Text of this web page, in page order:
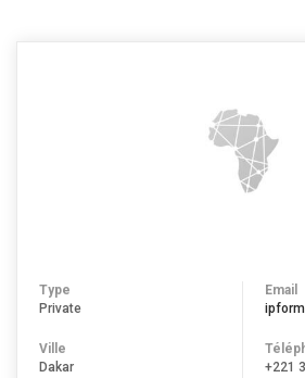
Type
Private
Ville
Dakar
Email
+221